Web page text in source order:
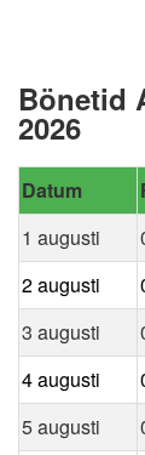
Bönetid
2026
Datum
1 augusti
2 augusti
3 augusti
4 augusti
5 augusti